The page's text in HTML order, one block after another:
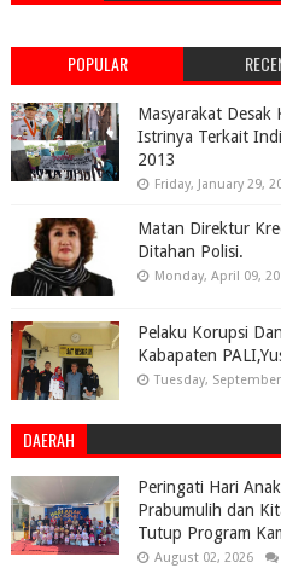
POPULAR
Masyarakat Desak
Istrinya Terkait
2013
Friday, January 29,
Matan Direktur
Ditahan Polisi.
Monday, April 09,
Pelaku Korupsi
Kabapaten
Tuesday,
DAERAH
Peringati Hari
Prabumulih dan
Tutup Program
August 02, 2026